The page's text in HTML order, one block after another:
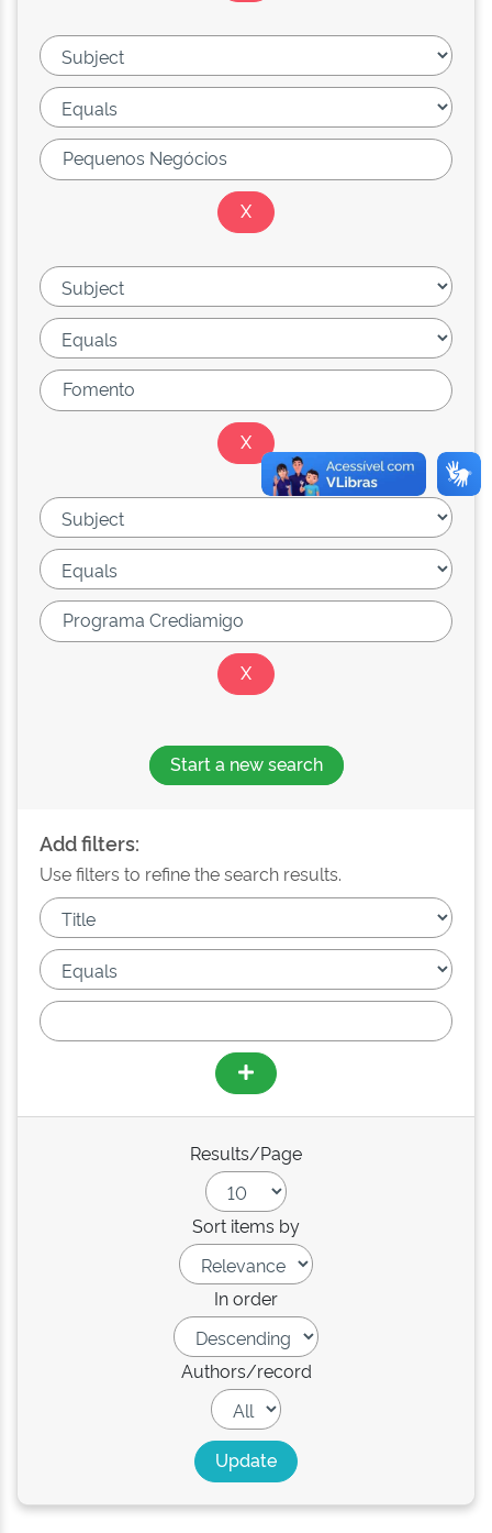
Start a new search
Add filters:
Use filters to refine the search results.
Results/Page
Sort items by
In order
Authors/record